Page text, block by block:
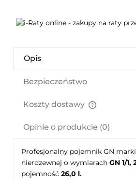
Opis
Bezpieczeństwo
Koszty dostawy
Opinie o produkcie (0)
Profesjonalny pojemnik GN marki
nierdzewnej o wymiarach GN 1/
pojemność 26,0 l.